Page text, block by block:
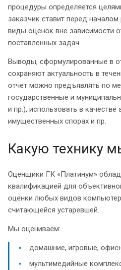
процедуры определяется
заказчик ставит перед
виды оценок вне зависимости
поставленных задач.
Выводы, сформулированные в
сохраняют актуальность в
отчет можно предъявлять по
государственные и
и пр.), использовать в качестве
имущественных спорах и пр.
Какую технику
Оценщики ГК «Платинум»
квалификацией для
оценки любых видов
считающейся устаревшей.
Мы оцениваем:
домашние, игровые,
мультимедийные